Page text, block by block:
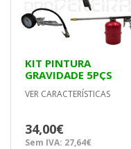
KIT PINTURA
GRAVIDADE 5PÇS
VER CARACTERÍSTICAS
34,00€
Sem IVA: 27,64€